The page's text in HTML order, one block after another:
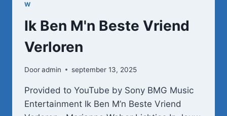
W
Ik Ben M'n Beste Vriend
Verloren
Dooradmin september 13, 2025
Provided to YouTube by Sony BMG Music
Entertainment Ik Ben M’n Beste Vriend